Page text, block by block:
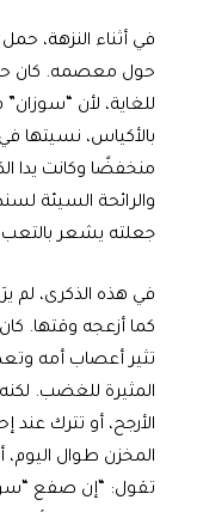
في أثناء النزهة،
حول معصمه. كان
للغاية، لأن
بالأكياس، نسيتها
منخفضًا وكانت يدا
والرائحة السيئة
جعلته يشعر بالتعب
في هذه الذكرى، لم
كما أزعجه وقتها.
تثير أعصاب أمه
المثيرة للغضب.
الأرجح، أو تترك عند
المخزن طوال اليوم،
تقول: “إن صفع